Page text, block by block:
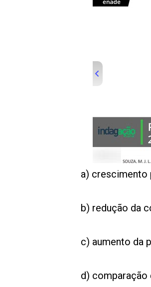
a) crescimento
b) redução da
c) aumento da
d) comparação